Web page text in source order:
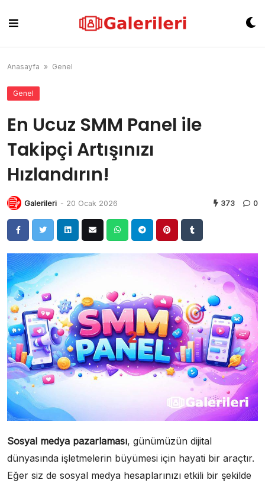
content
Anasayfa » Genel
Genel
En Ucuz SMM Panel ile
Takipçi Artışınızı
Hızlandırın!
Galerileri - 20 Ocak 2026 373 0
Sosyal medya pazarlaması, günümüzün dijital
dünyasında işletmelerin büyümesi için hayati bir araçtır.
Eğer siz de sosyal medya hesaplarınızı etkili bir şekilde